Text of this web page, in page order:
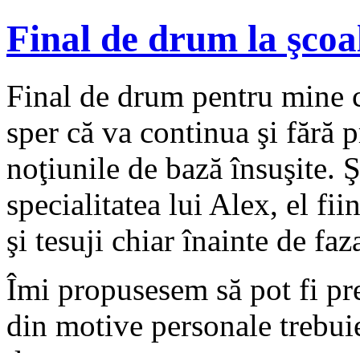
Final de drum la
Final de drum pentru mine
sper că va continua şi fără
noţiunile de bază însuşite.
specialitatea lui Alex, el
şi tesuji chiar înainte de
Îmi propusesem să pot fi
din motive personale